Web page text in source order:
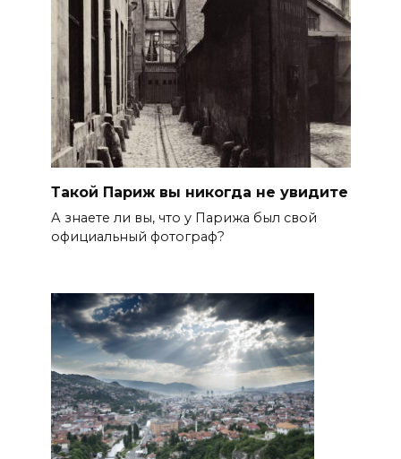
Такой Париж вы никогда не увидите
А знаете ли вы, что у Парижа был свой
официальный фотограф?